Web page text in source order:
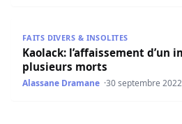
FAITS DIVERS & INSOLITES
Kaolack: l’affaissement d’un
plusieurs morts
Alassane Dramane 30 septembre 2022